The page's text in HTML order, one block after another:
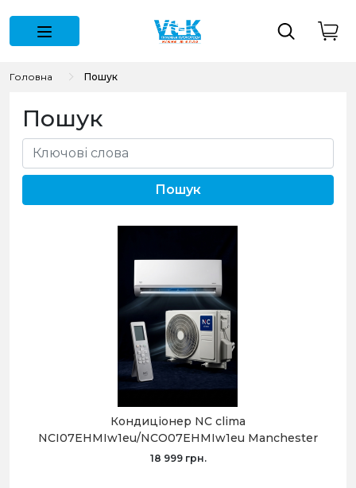
Головна Пошук
Пошук
Кондиціонер NC clima
NCI07EHMIw1eu/NCO07EHMIw1eu Manchester
(-15С)
18 999 грн.